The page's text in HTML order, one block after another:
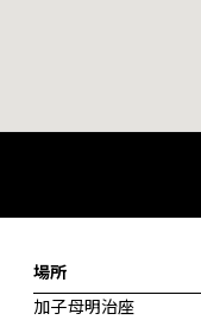
場所
加子母明治座